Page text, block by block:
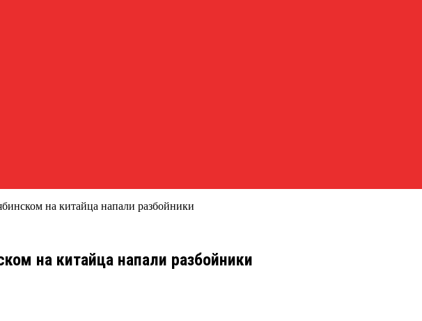
на китайца напали разбойники
на китайца напали разбойники